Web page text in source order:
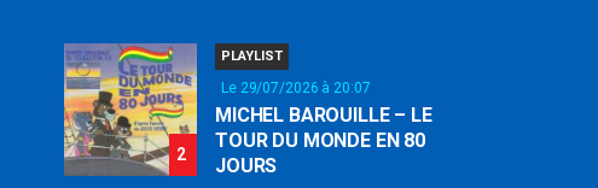
2
PLAYLIST
Le 29/07/2026 à 20:07
MICHEL BAROUILLE – LE
TOUR DU MONDE EN 80
JOURS